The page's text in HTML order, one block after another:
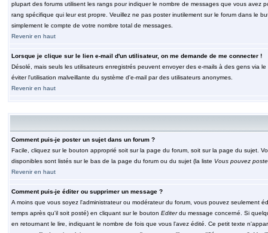
plupart des forums utilisent les rangs pour indiquer le nombre de messages que vous avez
rang spécifique qui leur est propre. Veuillez ne pas poster inutilement sur le forum dans le
simplement le compte de votre nombre total de messages.
Revenir en haut
Lorsque je clique sur le lien e-mail d'un utilisateur, on me demande de me connecter !
Désolé, mais seuls les utilisateurs enregistrés peuvent envoyer des e-mails à des gens via
éviter l'utilisation malveillante du système d'e-mail par des utilisateurs anonymes.
Revenir en haut
Comment puis-je poster un sujet dans un forum ?
Facile, cliquez sur le bouton approprié soit sur la page du forum, soit sur la page du sujet.
disponibles sont listés sur le bas de la page du forum ou du sujet (la liste Vous pouvez
Revenir en haut
Comment puis-je éditer ou supprimer un message ?
A moins que vous soyez l'administrateur ou modérateur du forum, vous pouvez seulement
temps après qu'il soit posté) en cliquant sur le bouton Editerdu message concerné. Si
en retournant le lire, indiquant le nombre de fois que vous l'avez édité. Ce petit texte